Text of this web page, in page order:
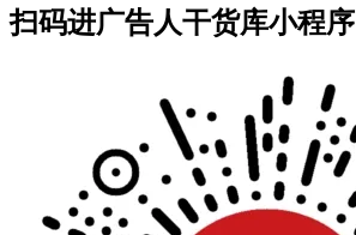
扫码进广告人干货库小程序